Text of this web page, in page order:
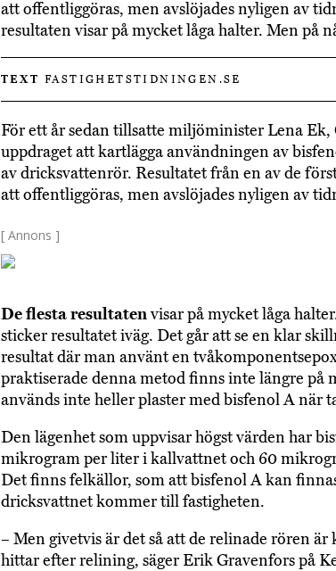
att offentliggöras, men avslöjades nyligen av
resultaten visar på mycket låga halter. Men på
TEXT FASTIGHETSTIDNINGEN.SE
För ett år sedan tillsatte miljöminister Lena
uppdraget att kartlägga användningen av
av dricksvattenrör. Resultatet från en av de
att offentliggöras, men avslöjades nyligen av
[ Annons ]
De flesta resultatenvisar på mycket låga
sticker resultatet iväg. Det går att se en klar
resultat där man använt en
praktiserade denna metod finns inte längre på
används inte heller plaster med bisfenol A när
Den lägenhet som uppvisar högst värden har
mikrogram per liter i kallvattnet och 60
Det finns felkällor, som att bisfenol A kan
dricksvattnet kommer till fastigheten.
– Men givetvis är det så att de relinade rören
hittar efter relining, säger Erik Gravenfors på